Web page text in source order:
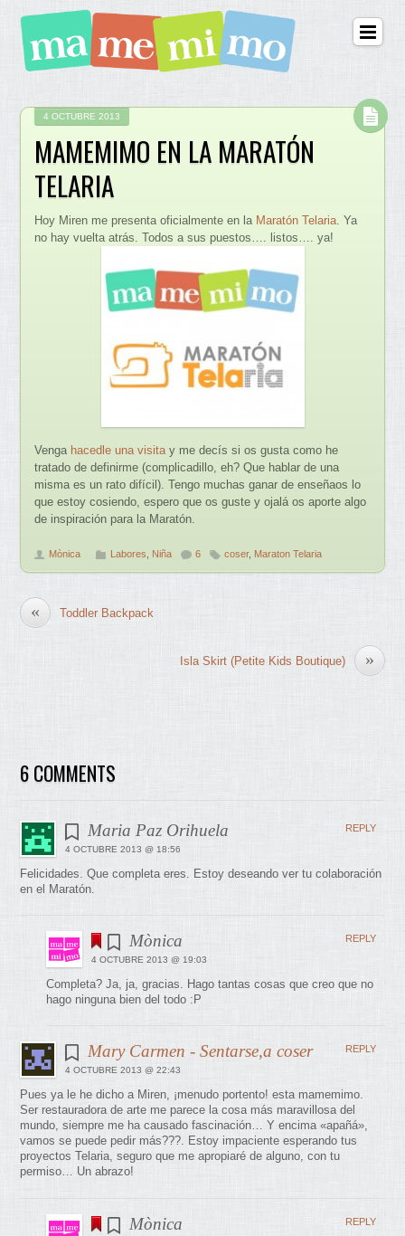
4 OCTUBRE 2013
MAMEMIMO EN LA MARATÓN
TELARIA
Hoy Miren me presenta oficialmente en la Maratón Telaria . Ya
no hay vuelta atrás. Todos a sus puestos…. listos…. ya!
Venga hacedle una visita y me decís si os gusta como he
tratado de definirme (complicadillo, eh? Que hablar de una
misma es un rato difícil). Tengo muchas ganar de enseñaos lo
que estoy cosiendo, espero que os guste y ojalá os aporte algo
de inspiración para la Maratón.
Mònica Labores Niña 6 coser, Maraton Telaria
« Toddler Backpack
»
Isla Skirt (Petite Kids Boutique)
6 COMMENTS
Maria Paz Orihuela
4 OCTUBRE 2013 @ 18:56
Felicidades. Que completa eres. Estoy deseando ver tu colaboración
en el Maratón.
REPLY
Mònica
4 OCTUBRE 2013 @ 19:03
Completa? Ja, ja, gracias. Hago tantas cosas que creo que no
hago ninguna bien del todo :P
REPLY
Mary Carmen - Sentarse,a coser
4 OCTUBRE 2013 @ 22:43
Pues ya le he dicho a Miren, ¡menudo portento! esta mamemimo.
Ser restauradora de arte me parece la cosa más maravillosa del
mundo, siempre me ha causado fascinación… Y encima «apañá»,
vamos se puede pedir más???. Estoy impaciente esperando tus
proyectos Telaria, seguro que me apropiaré de alguno, con tu
permiso… Un abrazo!
REPLY
Mònica REPLY